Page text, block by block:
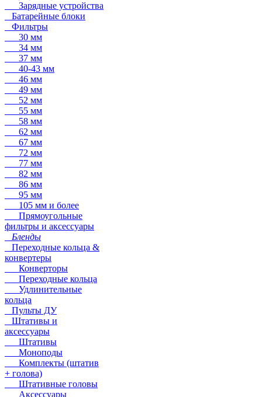
Зарядные устройства
Батарейные блоки
Фильтры
30 мм
34 мм
37 мм
40-43 мм
46 мм
49 мм
52 мм
55 мм
58 мм
62 мм
67 мм
72 мм
77 мм
82 мм
86 мм
95 мм
105 мм и более
Прямоугольные
фильтры и аксессуары
Бленды
Переходные кольца &
конвертеры
Конверторы
Переходные кольца
Удлинительные
кольца
Пульты ДУ
Штативы и
аксессуары
Штативы
Моноподы
Комплекты (штатив
+ голова)
Штативные головы
Аксессуары